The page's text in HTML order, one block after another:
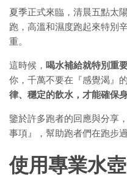
夏季正式來臨，清晨五點太
跑，高溫和濕度跑起來特別
重。
這時候， 喝水補給就特別重
你，千萬不要在『感覺渴』
律、穩定的飲水，才能確保
鑒於許多跑者的回應與分享
事項』，幫助跑者們在跑步
使用專業水